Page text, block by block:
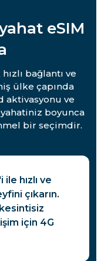
eSIM
bağlantı ve
ülke çapında
aktivasyonu ve
boyunca
bir seçimdir.
hızlı ve
çıkarın.
için 4G